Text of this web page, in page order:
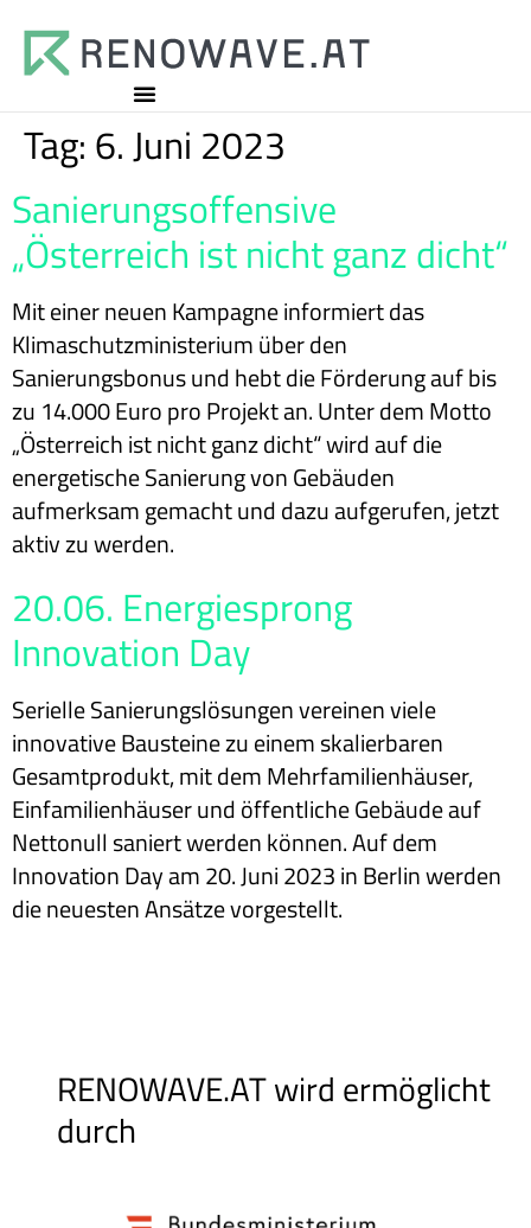
Tag: 6. Juni 2023
Sanierungsoffensive
„Österreich ist nicht ganz dicht“
Mit einer neuen Kampagne informiert das
Klimaschutzministerium über den
Sanierungsbonus und hebt die Förderung auf bis
zu 14.000 Euro pro Projekt an. Unter dem Motto
„Österreich ist nicht ganz dicht“ wird auf die
energetische Sanierung von Gebäuden
aufmerksam gemacht und dazu aufgerufen, jetzt
aktiv zu werden.
20.06. Energiesprong
Innovation Day
Serielle Sanierungslösungen vereinen viele
innovative Bausteine zu einem skalierbaren
Gesamtprodukt, mit dem Mehrfamilienhäuser,
Einfamilienhäuser und öffentliche Gebäude auf
Nettonull saniert werden können. Auf dem
Innovation Day am 20. Juni 2023 in Berlin werden
die neuesten Ansätze vorgestellt.
RENOWAVE.AT wird ermöglicht
durch